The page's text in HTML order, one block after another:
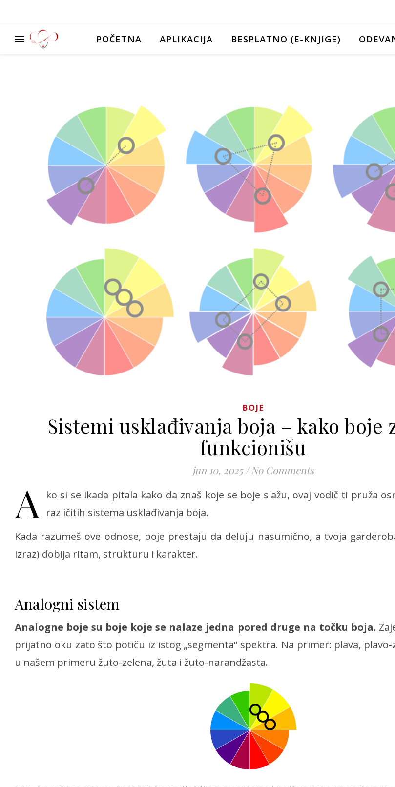
POČETNA APLIKACIJA BESPLATNO (E-KNJIGE)
BOJE
Sistemi usklađivanja boja – kako boje
funkcionišu
jun 10, 2025 / No Comments
A ko si se ikada pitala kako da znaš koje se boje slažu, ovaj vodič ti pruža
različitih sistema usklađivanja boja.
Kada razumeš ove odnose, boje prestaju da deluju nasumično, a tvoja
izraz) dobija ritam, strukturu i karakter.
Analogni sistem
Analogne boje su boje koje se nalaze jedna pored druge na točku boja.
prijatno oku zato što potiču iz istog „segmenta“ spektra. Na primer: plava, plavo-
u našem primeru žuto-zelena, žuta i žuto-narandžasta.